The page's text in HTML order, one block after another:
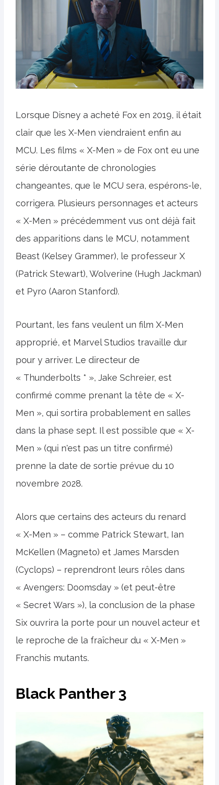
Lorsque Disney a acheté Fox en 2019, il était
clair que les X-Men viendraient enfin au
MCU. Les films « X-Men » de Fox ont eu une
série déroutante de chronologies
changeantes, que le MCU sera, espérons-le,
corrigera. Plusieurs personnages et acteurs
« X-Men » précédemment vus ont déjà fait
des apparitions dans le MCU, notamment
Beast (Kelsey Grammer), le professeur X
(Patrick Stewart), Wolverine (Hugh Jackman)
et Pyro (Aaron Stanford).
Pourtant, les fans veulent un film X-Men
approprié, et Marvel Studios travaille dur
pour y arriver. Le directeur de
« Thunderbolts * », Jake Schreier, est
confirmé comme prenant la tête de « X-
Men », qui sortira probablement en salles
dans la phase sept. Il est possible que « X-
Men » (qui n'est pas un titre confirmé)
prenne la date de sortie prévue du 10
novembre 2028.
Alors que certains des acteurs du renard
« X-Men » – comme Patrick Stewart, Ian
McKellen (Magneto) et James Marsden
(Cyclops) – reprendront leurs rôles dans
« Avengers: Doomsday » (et peut-être
« Secret Wars »), la conclusion de la phase
Six ouvrira la porte pour un nouvel acteur et
le reproche de la fraîcheur du « X-Men »
Franchis mutants.
Black Panther 3